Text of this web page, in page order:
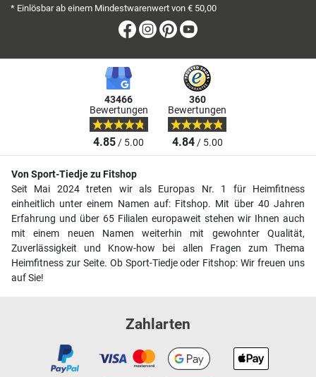
* Einlösbar ab einem Mindestwarenwert von € 50,00
Facebook
Instagram
Pinterest
43466
Bewertungen
4.85/ 5.00
360
Bewertungen
4.84/ 5.00
Von Sport-Tiedje zu Fitshop
Seit Mai 2024 treten wir als Europas Nr. 1 für Heimfitness
einheitlich unter einem Namen auf: Fitshop. Mit über 40 Jahren
Erfahrung und über 65 Filialen europaweit stehen wir Ihnen auch
mit einem neuen Namen weiterhin mit gewohnter Qualität,
Zuverlässigkeit und Know-how bei allen Fragen zum Thema
Heimfitness zur Seite. Ob Sport-Tiedje oder Fitshop: Wir freuen uns
auf Sie!
Zahlarten